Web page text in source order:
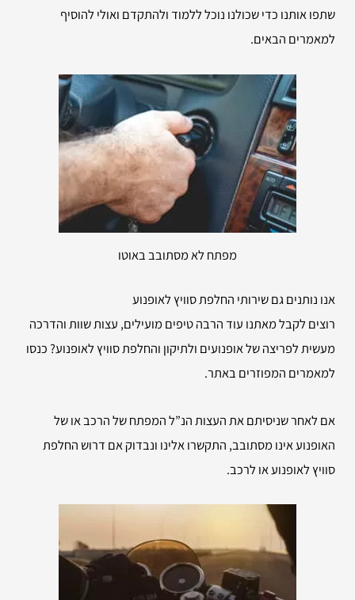
שתפו אותנו כדי שכולנו נוכל ללמוד ולהתקדם ואולי להוסיף
למאמרים הבאים.
מפתח לא מסתובב באוטו
אנו נותנים גם שירותי החלפת סוויץ לאופנוע
רוצים לקבל מאתנו עוד הרבה טיפים מועילים, עצות שוות והדרכה
מעשית לפריצה של אופנועים ולתיקון והחלפת סוויץ לאופנוע? כנסו
למאמרים המפוזרים באתר.
אם לאחר שניסיתם את העצות הנ”ל המפתח של הרכב או של
האופנוע אינו מסתובב, התקשרו אלינו ונבדוק אם דרוש החלפת
סוויץ לאופנוע או לרכב.